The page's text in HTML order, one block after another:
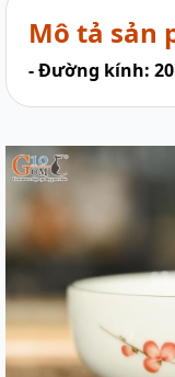
Mô tả sản
- Đường kính: